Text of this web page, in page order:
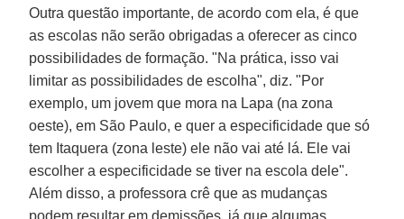
Outra questão importante, de acordo com ela, é que
as escolas não serão obrigadas a oferecer as cinco
possibilidades de formação. "Na prática, isso vai
limitar as possibilidades de escolha", diz. "Por
exemplo, um jovem que mora na Lapa (na zona
oeste), em São Paulo, e quer a especificidade que só
tem Itaquera (zona leste) ele não vai até lá. Ele vai
escolher a especificidade se tiver na escola dele".
Além disso, a professora crê que as mudanças
podem resultar em demissões, já que algumas